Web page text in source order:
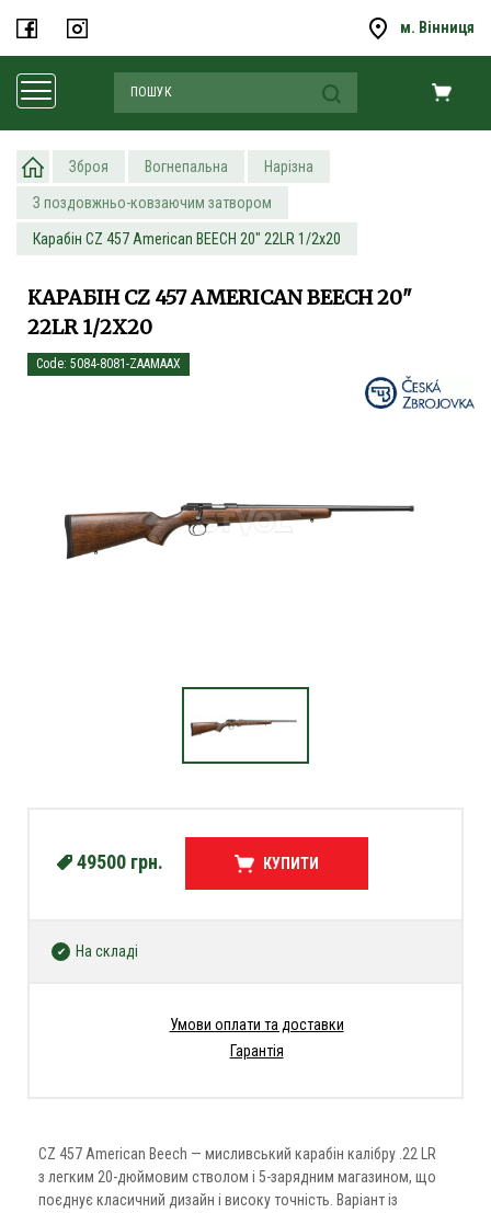
м. Вінниця
Зброя Вогнепальна Нарізна
З поздовжньо-ковзаючим затвором
Карабін CZ 457 American BEECH 20" 22LR 1/2x20
КАРАБІН CZ 457 AMERICAN BEECH 20"
22LR 1/2X20
Code: 5084-8081-ZAAMAAX
CZ 457 American Beech — мисливський карабін калібру .22 LR
з легким 20-дюймовим стволом і 5-зарядним магазином, що
поєднує класичний дизайн і високу точність. Варіант із
49500 грн. КУПИТИ
На складі
Умови оплати та доставки
Гарантія